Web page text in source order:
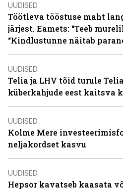
UUDISED
Töötleva tööstuse maht
järjest. Eamets: “Teeb
“Kindlustunne näitab
UUDISED
Telia ja LHV tõid turule
küberkahjude eest kaitsva
UUDISED
Kolme Mere
neljakordset kasvu
UUDISED
Hepsor kavatseb kaasata